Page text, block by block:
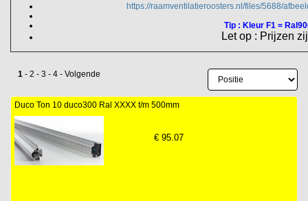
https://raamventilatieroosters.nl/files/5688/
Tip : Kleur F1 =
Let op : Prijzen
1 - 2 - 3 - 4 - Volgende
Duco Ton 10 duco300 Ral XXXX t/m 500mm
€ 95.07